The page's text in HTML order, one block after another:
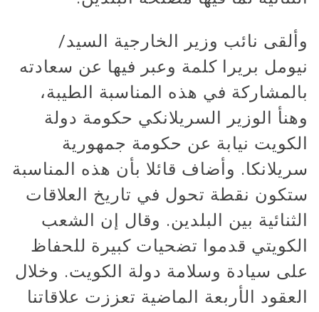
وألقى نائب وزير الخارجية السيد/
نيومل بريرا كلمة وعبر فيها عن سعادته
بالمشاركة في هذه المناسبة الطيبة،
وهنأ الوزير السريلانكي حكومة دولة
الكويت نيابة عن حكومة جمهورية
سريلانكا. وأضاف قائلا بأن هذه المناسبة
ستكون نقطة تحول في تاريخ العلاقات
الثنائية بين البلدين. وقال إن الشعب
الكويتي قدموا تضحيات كبيرة للحفاظ
على سيادة وسلامة دولة الكويت. وخلال
العقود الأربعة الماضية تعززت علاقاتنا